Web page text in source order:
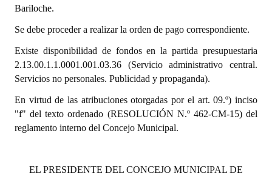
Informes de Gestión
Proyectos Presentados
Dictámenes Asesoría Letrada
Informes de Unidad Coordinadora
Bariloche.
Se debe proceder a realizar la orden de pago correspondiente.
Existe disponibilidad de fondos en la partida presupuestaria
2.13.00.1.1.0001.001.03.36 (Servicio administrativo central.
Servicios no personales. Publicidad y propaganda).
En virtud de las atribuciones otorgadas por el art. 09.º) inciso
"f" del texto ordenado (RESOLUCIÓN N.º 462-CM-15) del
reglamento interno del Concejo Municipal.
EL PRESIDENTE DEL CONCEJO MUNICIPAL DE